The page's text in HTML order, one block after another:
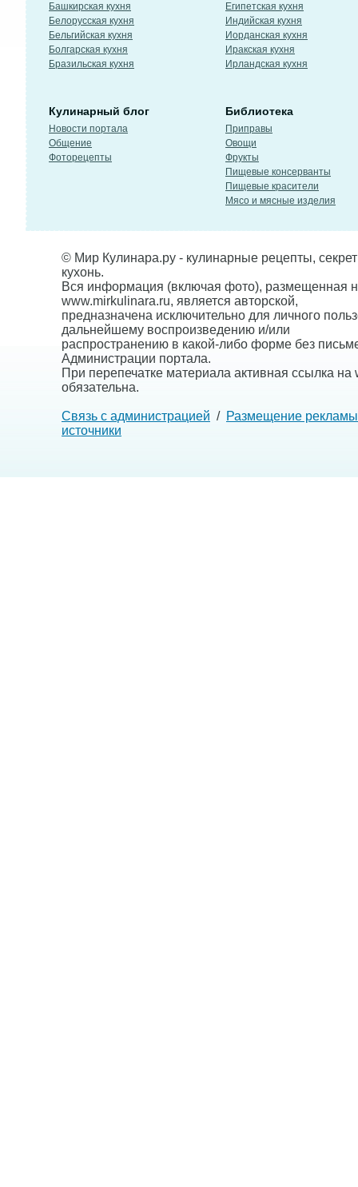
Башкирская кухня
Белорусская кухня
Бельгийская кухня
Болгарская кухня
Бразильская кухня
Египетская кухня
Индийская кухня
Иорданская кухня
Иракская кухня
Ирландская кухня
Кулинарный блог
Новости портала
Общение
Фоторецепты
Библиотека
Приправы
Овощи
Фрукты
Пищевые консерванты
Пищевые красители
Мясо и мясные изделия
© Мир Кулинара.ру - кулинарные рецепты,
кухонь.
Вся информация (включая фото), размещенная
www.mirkulinara.ru, является авторской,
предназначена исключительно для личного
дальнейшему воспроизведению и/или
распространению в какой-либо форме без
Администрации портала.
При перепечатке материала активная ссылка на
обязательна.
Связь с администрацией / Размещение рекламы
источники